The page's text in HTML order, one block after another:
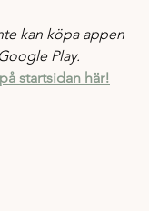
kan köpa appen
Play.
startsidan här!